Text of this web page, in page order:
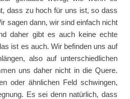
dass zu hoch für uns ist, so dass
sagen dann, wir sind einfach nicht
daher gibt es auch keine echte
ist es auch. Wir befinden uns auf
also auf unterschiedlichen
uns daher nicht in die Quere.
oder ähnlichen Feld schwingen,
Es sei denn natürlich, dass